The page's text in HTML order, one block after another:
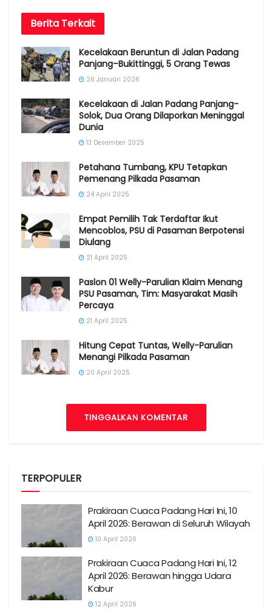
Berita Terkait
Kecelakaan Beruntun di Jalan Padang
Panjang–Bukittinggi, 5 Orang Tewas
26 Januari 2026
Kecelakaan di Jalan Padang Panjang-
Solok, Dua Orang Dilaporkan Meninggal
Dunia
13 Desember 2025
Petahana Tumbang, KPU Tetapkan
Pemenang Pilkada Pasaman
24 April 2025
Empat Pemilih Tak Terdaftar Ikut
Mencoblos, PSU di Pasaman Berpotensi
Diulang
21 April 2025
Paslon 01 Welly-Parulian Klaim Menang
PSU Pasaman, Tim: Masyarakat Masih
Percaya
21 April 2025
Hitung Cepat Tuntas, Welly-Parulian
Menangi Pilkada Pasaman
20 April 2025
TINGGALKAN KOMENTAR
TERPOPULER
Prakiraan Cuaca Padang Hari Ini, 10
April 2026: Berawan di Seluruh Wilayah
10 April 2026
Prakiraan Cuaca Padang Hari Ini, 12
April 2026: Berawan hingga Udara
Kabur
12 April 2026